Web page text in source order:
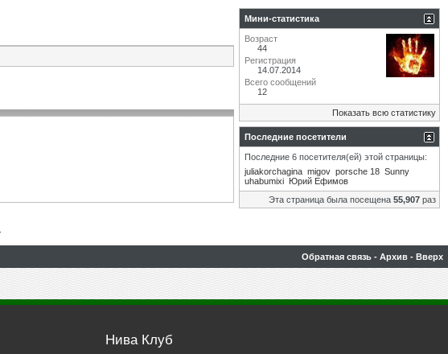
Мини-статистика
Возраст
44
Регистрация
14.07.2014
Всего сообщений
12
Показать всю статистику
Последние посетители
Последние 6 посетителя(ей) этой страницы:
juliakorchagina migov porsche 18 Sunny
uhabumixi Юрий Ефимов
Эта страница была посещена 55,907 раз
Обратная связь - Архив - Вверх
Нива Клуб